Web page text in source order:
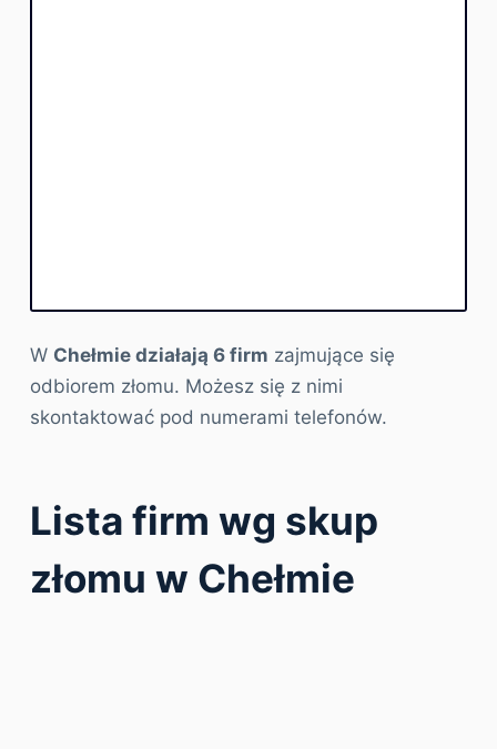
W Chełmie działają 6 firm zajmujące się
odbiorem złomu. Możesz się z nimi
skontaktować pod numerami telefonów.
Lista firm wg skup
złomu w Chełmie